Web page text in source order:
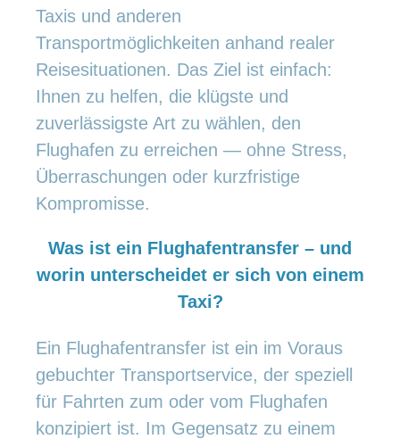
Taxis und anderen
Transportmöglichkeiten anhand realer
Reisesituationen. Das Ziel ist einfach:
Ihnen zu helfen, die klügste und
zuverlässigste Art zu wählen, den
Flughafen zu erreichen — ohne Stress,
Überraschungen oder kurzfristige
Kompromisse.
Was ist ein Flughafentransfer – und
worin unterscheidet er sich von einem
Taxi?
Ein Flughafentransfer ist ein im Voraus
gebuchter Transportservice, der speziell
für Fahrten zum oder vom Flughafen
konzipiert ist. Im Gegensatz zu einem